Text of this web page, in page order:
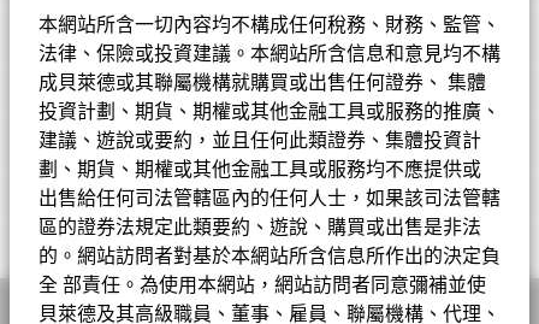
本網站所含一切內容均不構成任何稅務、財務、監管、
法律、保險或投資建議。本網站所含信息和意見均不構
成貝萊德或其聯屬機構就購買或出售任何證券、 集體
投資計劃、期貨、期權或其他金融工具或服務的推廣、
建議、遊說或要約，並且任何此類證券、集體投資計
劃、期貨、期權或其他金融工具或服務均不應提供或
出售給任何司法管轄區內的任何人士，如果該司法管轄
區的證券法規定此類要約、遊說、購買或出售是非法
的。網站訪問者對基於本網站所含信息所作出的決定負
全 部責任。為使用本網站，網站訪問者同意彌補並使
貝萊德及其高級職員、董事、雇員、聯屬機構、代理、
貨幣對沖股份類別會於股份類別的名稱中顯示「對沖」的字眼。此
外，如欲索取所有貨幣對沖股份類別的完整列表，應向基金管理公
司提出。
表現
Chart
Bar chart with 2 data series.
The chart has 1 X axis displaying categories.
The chart has 1 Y axis displaying Values. Range: -40 to 60.
40
60
截至 2026年8月5日
基金成立日期
2001年3月15日
基準貨幣
USD
參考指標 1
MSCI World Energy 30% Buffer
10/40 NET Index (USD)
首次認購費
5.00%
ISIN
LU0827888834
表現費
0.00%
持倉數目
截至 2026年6月30日
30
3年貝他係數
截至 2026年7月31日
0.952
市賬率
截至 2026年6月30日
2.29
三年標準差
截至 2026年7月31日
17.53%
市盈率 17.76
持股
截至 2026年6月30日
成分股名稱 比重(%)
SHELL PLC
8.75
TOTALENERGIES SE
8.62
EXXON MOBIL CORP
8.42
投資分佈
截至 2026年6月30日
比重（%）
投資分佈 基金 基準
Net
價格及交易所
股份類別 貨幣 淨值 變動 變動(%) 資產淨值截至
A10
USD 12.00 0.08 0.67
2026年8月5日
基金經理
相關文件